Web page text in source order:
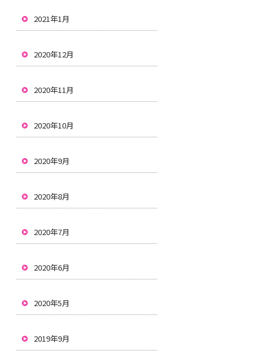
2021年1月
2020年12月
2020年11月
2020年10月
2020年9月
2020年8月
2020年7月
2020年6月
2020年5月
2019年9月